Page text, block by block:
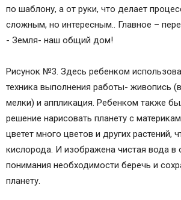
по шаблону, а от руки, что делает
сложным, но интересным.. Главное –
- Земля- наш общий дом!
Рисунок №3. Здесь ребенком
техника выполнения работы- живопись
мелки) и аппликация. Ребенком также
решение нарисовать планету с
цветет много цветов и других
кислорода. И изображена чистая вода в
понимания необходимости беречь и
планету.